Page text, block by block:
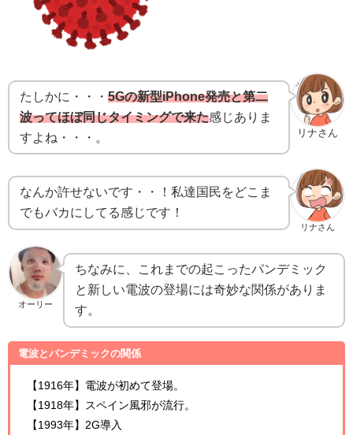
リナさん
たしかに・・・ 5Gの新型iPhone発売と第二
波ってほぼ同じタイミングで来た感じありま
すよね・・・。
リナさん
なんか許せないです・・！私達国民をどこま
でもバカにしてる感じです！
オーリー
ちなみに、これまでの起こったパンデミック
と新しい電波の登場には奇妙な関係がありま
す。
電波とパンデミックの関係
【1916年】電波が初めて登場。
【1918年】スペイン風邪が流行。
【1993年】2G導入